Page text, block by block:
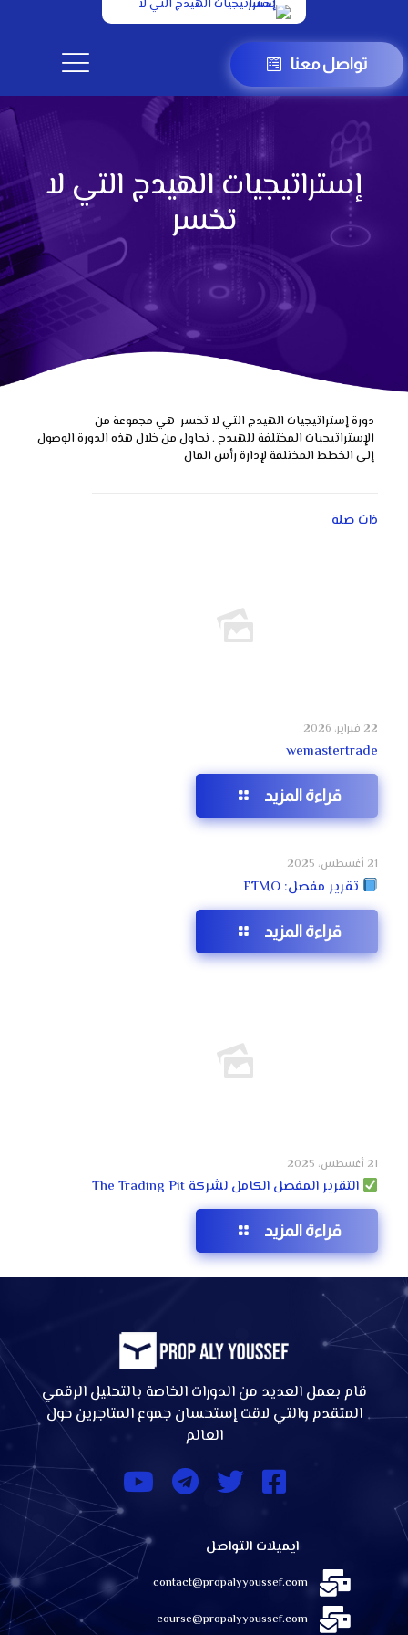
تواصل معنا
إستراتيجيات الهيدج التي لا
تخسر
دورة إستراتيجيات الهيدج التي لا تخسر هي مجموعة من
الإستراتيجيات المختلفة للهيدج . نحاول من خلال هذه الدورة الوصول
إلى الخطط المختلفة لإدارة رأس المال
ذات صلة
22 فبراير، 2026
wemastertrade
قراءة المزيد
21 أغسطس، 2025
تقرير مفصل: FTMO
قراءة المزيد
21 أغسطس، 2025
التقرير المفصل الكامل لشركة The Trading Pit
قراءة المزيد
قام بعمل العديد من الدورات الخاصة بالتحليل الرقمي
المتقدم والتي لاقت إستحسان جموع المتاجرين حول
العالم
ايميلات التواصل
contact@propalyyoussef.com
course@propalyyoussef.com